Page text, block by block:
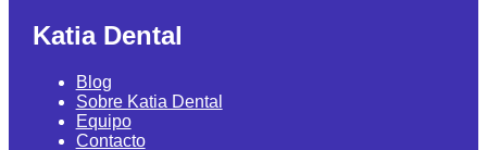
Katia Dental
Blog
Sobre Katia Dental
Equipo
Contacto